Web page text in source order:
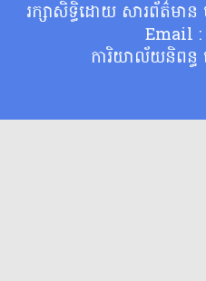
រក្សាសិទ្ធិដោយ សារព័ត៌មា
Email
ការិយាល័យនិពន្ធ